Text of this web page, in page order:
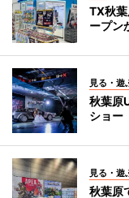
TX秋
ープン
見る・遊
秋葉原
ショー
見る・遊
秋葉原